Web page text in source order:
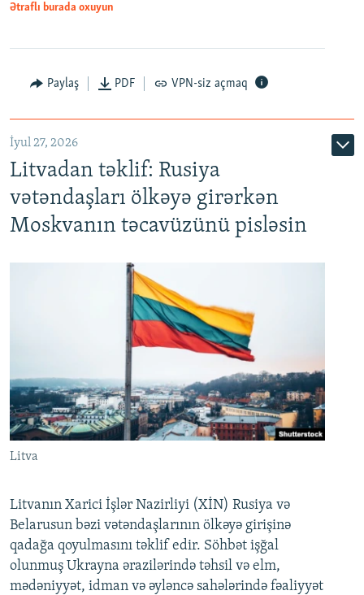
Ətraflı burada oxuyun
Paylaş PDF VPN-siz açmaq
İyul 27, 2026
Litvadan təklif: Rusiya
vətəndaşları ölkəyə girərkən
Moskvanın təcavüzünü pisləsin
Litva
Litvanın Xarici İşlər Nazirliyi (XİN) Rusiya və
Belarusun bəzi vətəndaşlarının ölkəyə girişinə
qadağa qoyulmasını təklif edir. Söhbət işğal
olunmuş Ukrayna ərazilərində təhsil və elm,
mədəniyyət, idman və əyləncə sahələrində fəaliyyət